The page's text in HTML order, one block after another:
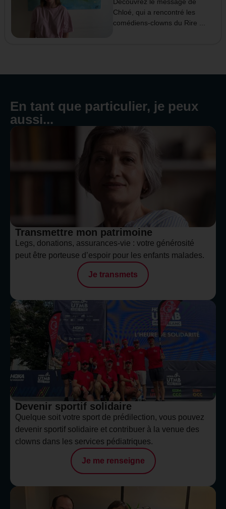
Chloé, qui a rencontré les
comédiens-clowns du Rire ...
En tant que particulier, je peux
aussi...
Transmettre mon patrimoine​
Legs, donations, assurances-vie : votre générosité
peut être porteuse d’espoir pour les enfants malades.
Je transmets
Devenir sportif solidaire
Quelque soit votre sport de prédilection, vous pouvez
devenir sportif solidaire et contribuer à la venue des
clowns dans les services pédiatriques.
Je me renseigne